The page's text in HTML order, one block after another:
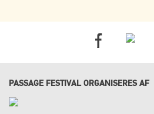
PASSAGE FESTIVAL ORGANISERES AF